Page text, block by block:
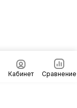
Кабинет Сравнение